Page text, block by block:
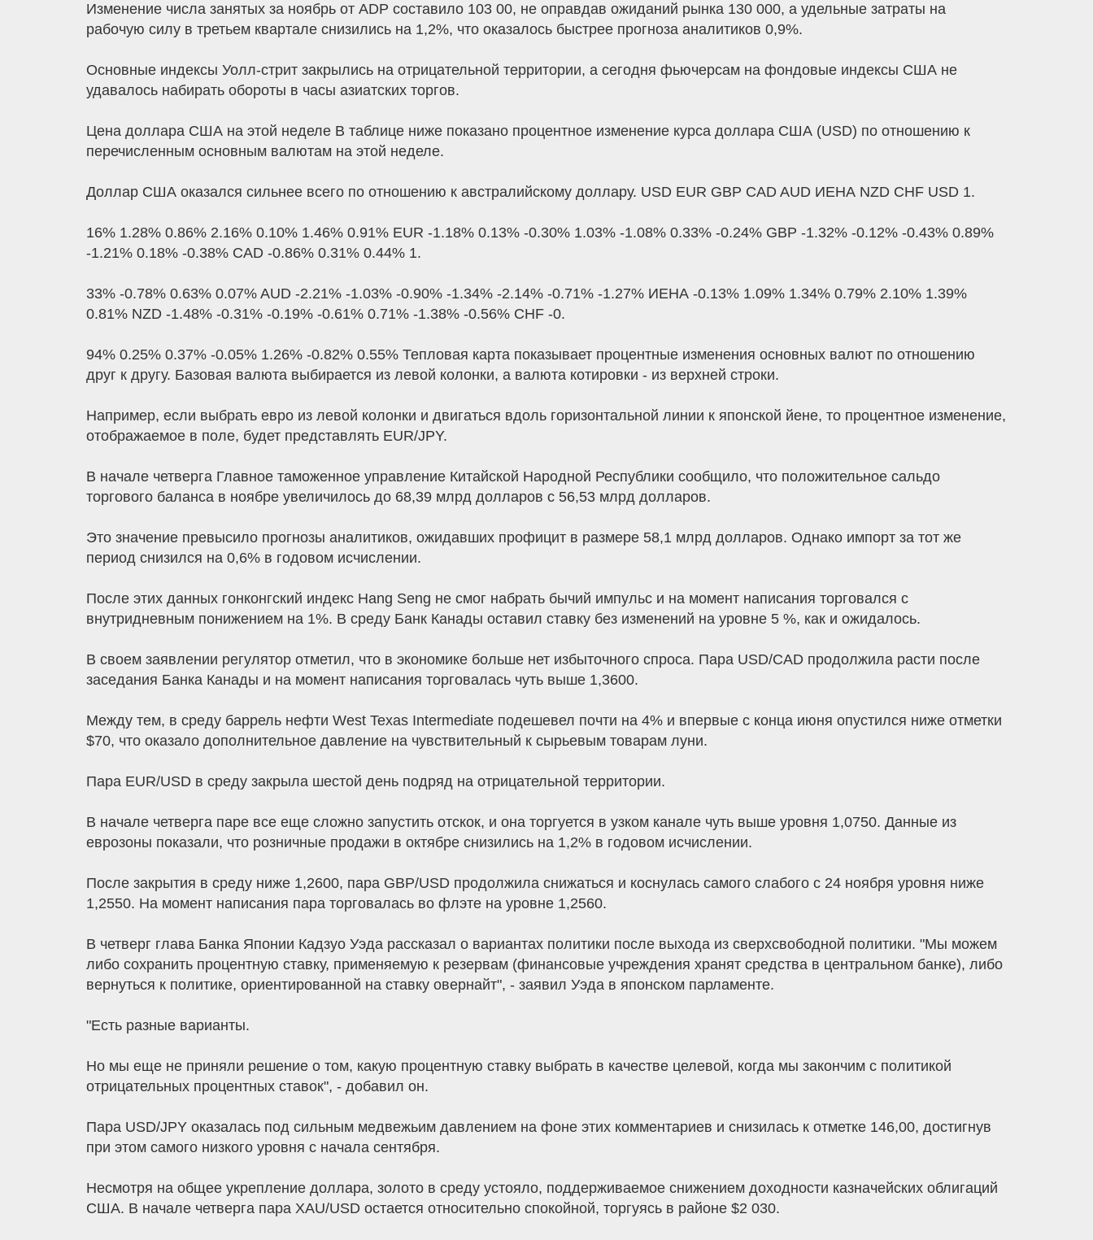
Изменение числа занятых за ноябрь от ADP составило 103 00, не оправдав ожиданий рынка 130 000, а удельные затраты на
рабочую силу в третьем квартале снизились на 1,2%, что оказалось быстрее прогноза аналитиков 0,9%.
Основные индексы Уолл-стрит закрылись на отрицательной территории, а сегодня фьючерсам на фондовые индексы США не
удавалось набирать обороты в часы азиатских торгов.
Цена доллара США на этой неделе В таблице ниже показано процентное изменение курса доллара США (USD) по отношению к
перечисленным основным валютам на этой неделе.
Доллар США оказался сильнее всего по отношению к австралийскому доллару. USD EUR GBP CAD AUD ИЕНА NZD CHF USD 1.
16% 1.28% 0.86% 2.16% 0.10% 1.46% 0.91% EUR -1.18% 0.13% -0.30% 1.03% -1.08% 0.33% -0.24% GBP -1.32% -0.12% -0.43% 0.89%
-1.21% 0.18% -0.38% CAD -0.86% 0.31% 0.44% 1.
33% -0.78% 0.63% 0.07% AUD -2.21% -1.03% -0.90% -1.34% -2.14% -0.71% -1.27% ИЕНА -0.13% 1.09% 1.34% 0.79% 2.10% 1.39%
0.81% NZD -1.48% -0.31% -0.19% -0.61% 0.71% -1.38% -0.56% CHF -0.
94% 0.25% 0.37% -0.05% 1.26% -0.82% 0.55% Тепловая карта показывает процентные изменения основных валют по отношению
друг к другу. Базовая валюта выбирается из левой колонки, а валюта котировки - из верхней строки.
Например, если выбрать евро из левой колонки и двигаться вдоль горизонтальной линии к японской йене, то процентное изменение,
отображаемое в поле, будет представлять EUR/JPY.
В начале четверга Главное таможенное управление Китайской Народной Республики сообщило, что положительное сальдо
торгового баланса в ноябре увеличилось до 68,39 млрд долларов с 56,53 млрд долларов.
Это значение превысило прогнозы аналитиков, ожидавших профицит в размере 58,1 млрд долларов. Однако импорт за тот же
период снизился на 0,6% в годовом исчислении.
После этих данных гонконгский индекс Hang Seng не смог набрать бычий импульс и на момент написания торговался с
внутридневным понижением на 1%. В среду Банк Канады оставил ставку без изменений на уровне 5 %, как и ожидалось.
В своем заявлении регулятор отметил, что в экономике больше нет избыточного спроса. Пара USD/CAD продолжила расти после
заседания Банка Канады и на момент написания торговалась чуть выше 1,3600.
Между тем, в среду баррель нефти West Texas Intermediate подешевел почти на 4% и впервые с конца июня опустился ниже отметки
$70, что оказало дополнительное давление на чувствительный к сырьевым товарам луни.
Пара EUR/USD в среду закрыла шестой день подряд на отрицательной территории.
В начале четверга паре все еще сложно запустить отскок, и она торгуется в узком канале чуть выше уровня 1,0750. Данные из
еврозоны показали, что розничные продажи в октябре снизились на 1,2% в годовом исчислении.
После закрытия в среду ниже 1,2600, пара GBP/USD продолжила снижаться и коснулась самого слабого с 24 ноября уровня ниже
1,2550. На момент написания пара торговалась во флэте на уровне 1,2560.
В четверг глава Банка Японии Кадзуо Уэда рассказал о вариантах политики после выхода из сверхсвободной политики. "Мы можем
либо сохранить процентную ставку, применяемую к резервам (финансовые учреждения хранят средства в центральном банке), либо
вернуться к политике, ориентированной на ставку овернайт", - заявил Уэда в японском парламенте.
"Есть разные варианты.
Но мы еще не приняли решение о том, какую процентную ставку выбрать в качестве целевой, когда мы закончим с политикой
отрицательных процентных ставок", - добавил он.
Пара USD/JPY оказалась под сильным медвежьим давлением на фоне этих комментариев и снизилась к отметке 146,00, достигнув
при этом самого низкого уровня с начала сентября.
Несмотря на общее укрепление доллара, золото в среду устояло, поддерживаемое снижением доходности казначейских облигаций
США. В начале четверга пара XAU/USD остается относительно спокойной, торгуясь в районе $2 030.